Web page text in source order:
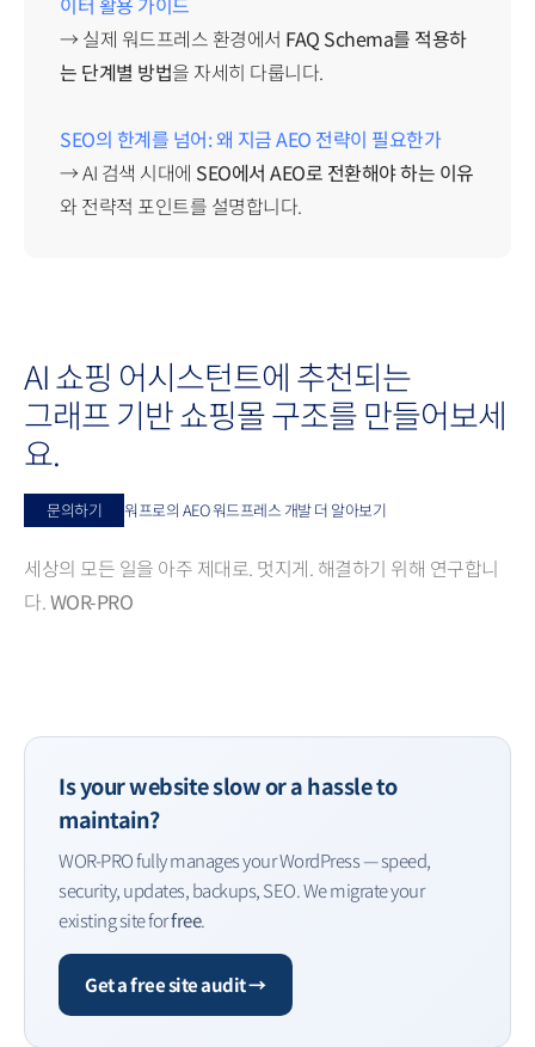
→ 실제 워드프레스 환경에서 FAQ Schema를 적용하
는 단계별 방법을 자세히 다룹니다.
SEO의 한계를 넘어: 왜 지금 AEO 전략이 필요한가
→ AI 검색 시대에 SEO에서 AEO로 전환해야 하는 이유
와 전략적 포인트를 설명합니다.
AI 쇼핑 어시스턴트에 추천되는
그래프 기반 쇼핑몰 구조를 만들어보세
요.
문의하기 워프로의 AEO 워드프레스 개발 더 알아보기
세상의 모든 일을 아주 제대로. 멋지게. 해결하기 위해 연구합니
다.WOR-PRO
Is your website slow or a hassle to
maintain?
WOR-PRO fully manages your WordPress — speed,
security, updates, backups, SEO. We migrate your
existing site forfree.
Get a free site audit →